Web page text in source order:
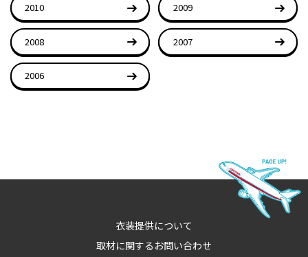
2010 2009
2008 2007
2006
衣装提供について
取材に関するお問い合わせ